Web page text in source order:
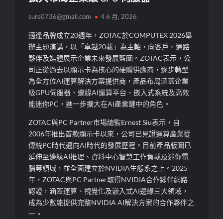
sure0736@gmail.com 4 6 月, 2026
適逢品牌成立20週年，ZOTAC於COMPUTEX 2026舉
辦主題演講，以「卓越20載」為主軸，向客戶、通路
夥伴及媒體展示企業未來發展藍圖。ZOTAC表示，公
司正從過去以顯示卡為核心的硬體供應商，逐步轉型
為全方位AI運算解決方案提供商，產品布局涵蓋企業
級GPU伺服器、邊緣AI運算平台、嵌入式系統及高效
能迷你PC，進一步擴大在AI產業鏈中的角色。
ZOTAC與PC Partner市場總監Ernest Siu表示，自
2006年推出首款顯示卡以來，公司已見證運算產業從
傳統PC時代邁向AI時代的發展歷程。目前產品版圖已
延伸至邊緣AI推理、資料中心智慧工作負載及迷你電
腦等領域，並全面建立於NVIDIA生態系之上。2025
年，ZOTAC與PC Partner取得NVIDIA合作夥伴網路
認證，涵蓋運算、視覺化及嵌入式AI邊緣三大領域，
成為少數能提供完整NVIDIA AI解決方案的合作夥伴之
一。